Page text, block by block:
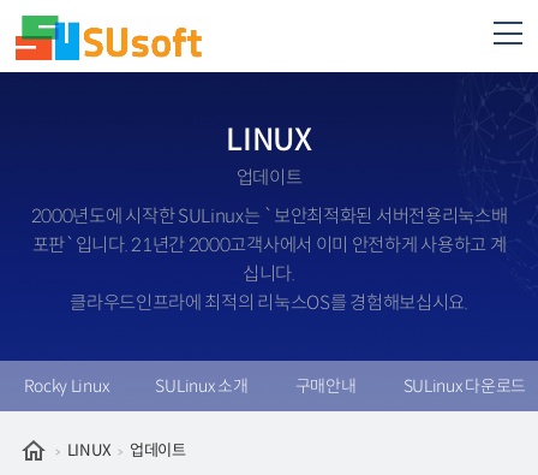
LINUX
업데이트
2000년도에 시작한 SULinux는 `보안최적화된 서버전용리눅스배
포판`입니다. 21년간 2000고객사에서 이미 안전하게 사용하고 계
십니다.
클라우드인프라에 최적의 리눅스OS를 경험해보십시요.
Rocky Linux SULinux 소개 구매안내 SULinux 다운로드
LINUX 업데이트